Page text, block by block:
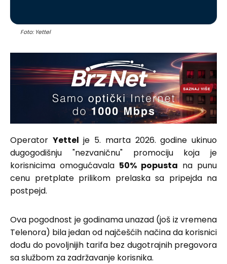
Foto: Yettel
Operator Yettel je 5. marta 2026. godine ukinuo
dugogodišnju "nezvaničnu" promociju koja je
korisnicima omogućavala 50% popusta na punu
cenu pretplate prilikom prelaska sa pripejda na
postpejd.
Ova pogodnost je godinama unazad (još iz vremena
Telenora) bila jedan od najčešćih načina da korisnici
dođu do povoljnijih tarifa bez dugotrajnih pregovora
sa službom za zadržavanje korisnika.